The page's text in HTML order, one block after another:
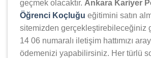
geçmek olacaktır. Ankara Kariyer
Öğrenci Koçluğu eğitimini satın
sitemizden gerçekleştirebileceğiniz
14 06 numaralı iletişim hattımızı
ödemenizi yapabilirsiniz. Her türlü